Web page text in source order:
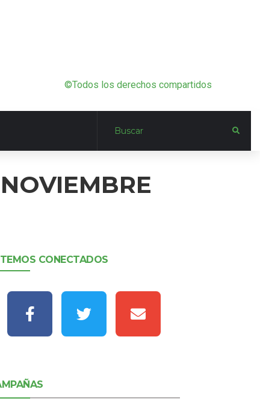
©Todos los derechos compartidos
CONECTADOS